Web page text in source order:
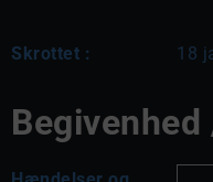
Skrottet : 18